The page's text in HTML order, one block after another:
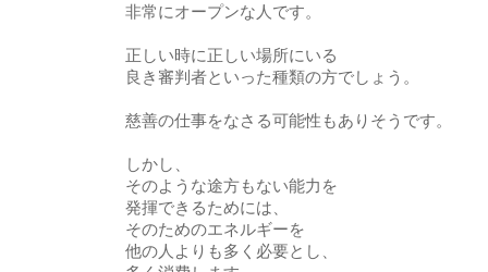
非常にオープンな人です。
正しい時に正しい場所にいる
良き審判者といった種類の方でしょう。
慈善の仕事をなさる可能性もありそうです。
しかし、
そのような途方もない能力を
発揮できるためには、
そのためのエネルギーを
他の人よりも多く必要とし、